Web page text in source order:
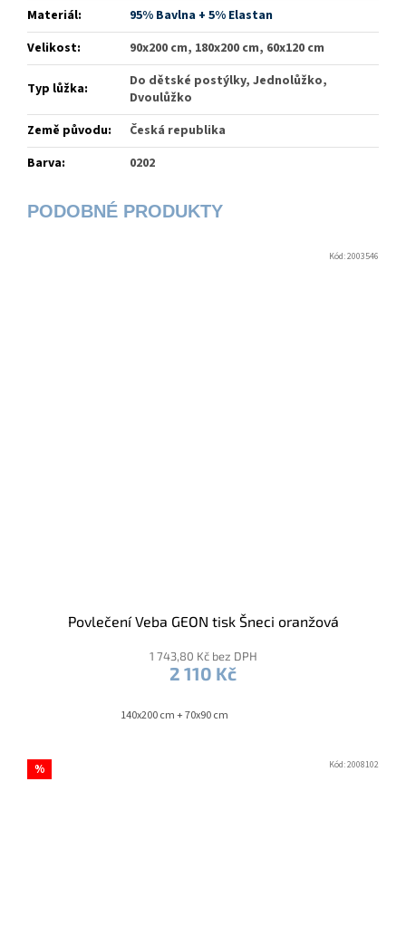
Materiál:
95% Bavlna + 5% Elastan
Velikost: 90x200 cm, 180x200 cm, 60x120 cm
Typ lůžka:
Do dětské postýlky, Jednolůžko,
Dvoulůžko
Země původu:
Česká republika
Barva: 0202
Povlečení Veba GEON tisk Šneci oranžová
1 743,80 Kč bez DPH
2 110 Kč
140x200 cm + 70x90 cm
Kód:2003546
% Kód:2008102